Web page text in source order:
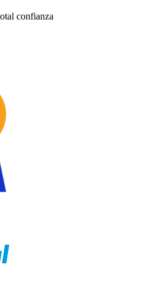
confianza